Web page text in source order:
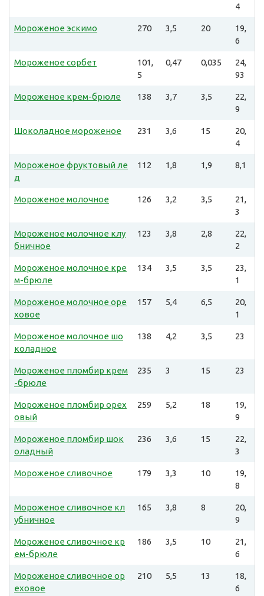
4
Мороженое эскимо 270 3,5 20
19,
6
Мороженое сорбет
101,
5
0,47 0,035
24,
93
Мороженое крем-брюле 138 3,7 3,5
22,
9
Шоколадное мороженое 231 3,6 15
20,
4
Мороженое фруктовый ле
д
112 1,8 1,9 8,1
Мороженое молочное 126 3,2 3,5
21,
3
Мороженое молочное клу
бничное
123 3,8 2,8
22,
2
Мороженое молочное кре
м-брюле
134 3,5 3,5
23,
1
Мороженое молочное оре
ховое
157 5,4 6,5
20,
1
Мороженое молочное шо
коладное
138 4,2 3,5 23
Мороженое пломбир крем
-брюле
235 3 15 23
Мороженое пломбир орех
овый
259 5,2 18
19,
9
Мороженое пломбир шок
оладный
236 3,6 15
22,
3
Мороженое сливочное 179 3,3 10
19,
8
Мороженое сливочное кл
убничное
165 3,8 8
20,
9
Мороженое сливочное кр
ем-брюле
186 3,5 10
21,
6
Мороженое сливочное ор
еховое
210 5,5 13
18,
6